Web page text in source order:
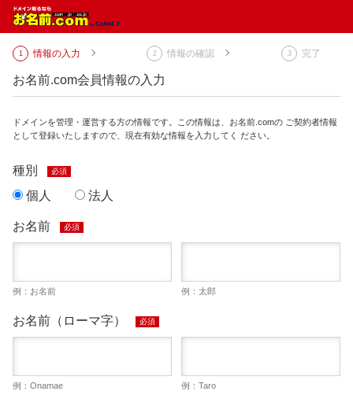
情報の入力 情報の確認 完了
お名前.com会員情報の入力
ドメインを管理・運営する方の情報です。この情報は、お名前.comの ご契約者情報
として登録いたしますので、現在有効な情報を入力してく ださい。
種別 必須
個人 法人
お名前 必須
例：お名前 例：太郎
お名前（ローマ字） 必須
例：Onamae 例：Taro